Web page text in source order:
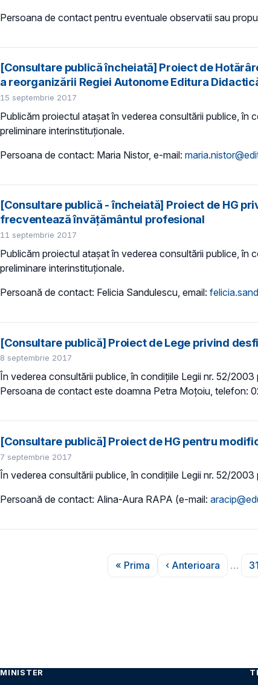
Persoana de contact pentru eventuale observatii sau
[Consultare publică încheiată] Proiect de
a reorganizării Regiei Autonome Editura
15 septembrie 2017
Publicăm proiectul atașat în vederea consultării publice, în
preliminare interinstituționale.
Persoana de contact: Maria Nistor, e-mail:
[Consultare publică - încheiată] Proiect de HG
frecventează învăţământul profesional
11 septembrie 2017
Publicăm proiectul atașat în vederea consultării publice, în
preliminare interinstituționale.
Persoană de contact: Felicia Sandulescu, email:
[Consultare publică] Proiect de Lege privind
8 septembrie 2017
În vederea consultării publice, în condițiile Legii nr. 52/
Persoana de contact este doamna Petra Moțoiu, telefon:
[Consultare publică] Proiect de HG pentru
7 septembrie 2017
În vederea consultării publice, în condițiile Legii nr. 52/
Persoană de contact: Alina-Aura RAPA (e-mail:
Prima pagină
« Prima
Pagina
‹ Anterioara … 31
MINISTER